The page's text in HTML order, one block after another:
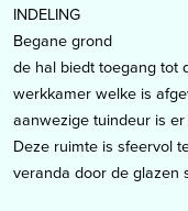
INDELING
Begane grond
de hal biedt toegang tot
werkkamer welke is
aanwezige tuindeur is
Deze ruimte is sfeervol
veranda door de glazen